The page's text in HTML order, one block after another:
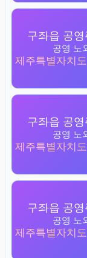
구좌읍 공
공영 노
구좌읍 공
공영 노
구좌읍 공
공영 노